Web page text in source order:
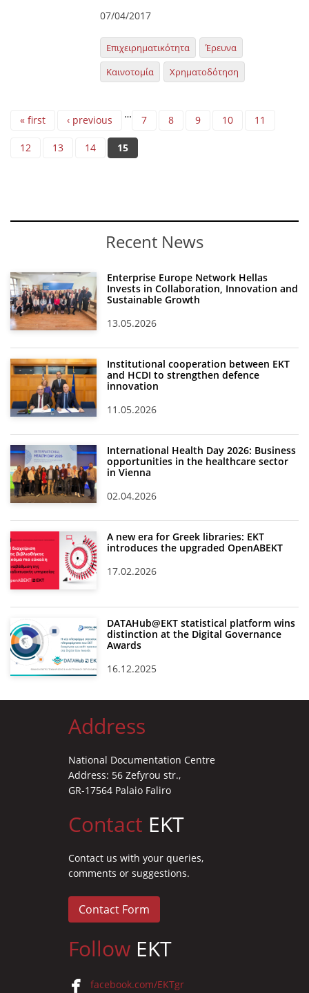
07/04/2017
Επιχειρηματικότητα
Έρευνα
Καινοτομία
Χρηματοδότηση
Pages
« first ‹ previous … 7 8 9 10 11
12 13 14 15
Recent News
Enterprise Europe Network Hellas
Invests in Collaboration, Innovation and
Sustainable Growth
13.05.2026
Institutional cooperation between EKT
and HCDI to strengthen defence
innovation
11.05.2026
International Health Day 2026: Business
opportunities in the healthcare sector
in Vienna
02.04.2026
A new era for Greek libraries: EKT
introduces the upgraded OpenABEKT
17.02.2026
DATAHub@EKT statistical platform wins
distinction at the Digital Governance
Awards
16.12.2025
Address
National Documentation Centre
Address: 56 Zefyrou str.,
GR-17564 Palaio Faliro
Contact EKT
Contact us with your queries,
comments or suggestions.
Contact Form
Follow EKT
facebook.com/EKTgr